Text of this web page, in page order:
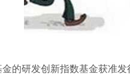
的研发创新指数基金获准